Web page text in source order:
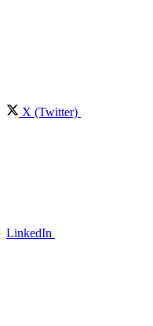
X (Twitter)
LinkedIn